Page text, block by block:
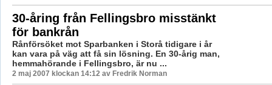
30-åring från Fellingsbro misstänkt
för bankrån
Rånförsöket mot Sparbanken i Storå tidigare i år
kan vara på väg att få sin lösning. En 30-årig man,
hemmahörande i Fellingsbro, är nu ...
2 maj 2007 klockan 14:12 av Fredrik Norman